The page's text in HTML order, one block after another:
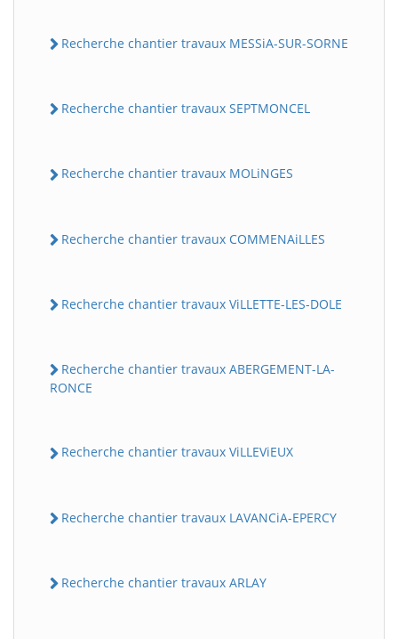
Recherche chantier travaux MESSiA-SUR-SORNE
Recherche chantier travaux SEPTMONCEL
Recherche chantier travaux MOLiNGES
Recherche chantier travaux COMMENAiLLES
Recherche chantier travaux ViLLETTE-LES-DOLE
Recherche chantier travaux ABERGEMENT-LA-
RONCE
Recherche chantier travaux ViLLEViEUX
Recherche chantier travaux LAVANCiA-EPERCY
Recherche chantier travaux ARLAY